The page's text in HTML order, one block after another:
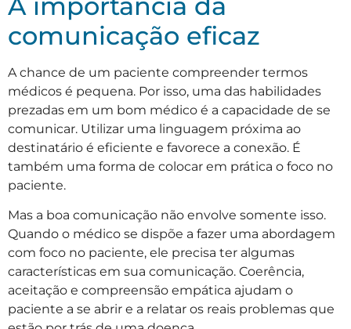
comunicação eficaz
A chance de um paciente compreender termos
médicos é pequena. Por isso, uma das habilidades
prezadas em um bom médico é a capacidade de se
comunicar. Utilizar uma linguagem próxima ao
destinatário é eficiente e favorece a conexão. É
também uma forma de colocar em prática o foco no
paciente.
Mas a boa comunicação não envolve somente isso.
Quando o médico se dispõe a fazer uma abordagem
com foco no paciente, ele precisa ter algumas
características em sua comunicação. Coerência,
aceitação e compreensão empática ajudam o
paciente a se abrir e a relatar os reais problemas que